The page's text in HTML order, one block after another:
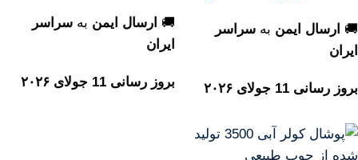
🚚 ارسال ایمن به سراسر
ایران
بروز رسانی 11 جولای ۲۰۲۶
🚚 ارسال ایمن به سراسر
ایران
بروز رسانی 11 جولای ۲۰۲۶